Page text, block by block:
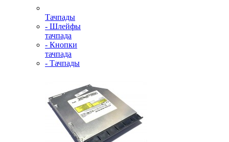
Тачпады
- Шлейфы
тачпада
- Кнопки
тачпада
- Тачпады